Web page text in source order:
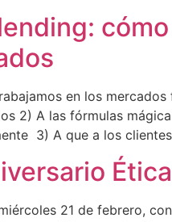
en los
2) A las fórmulas
3) A que a los
21 de febrero,